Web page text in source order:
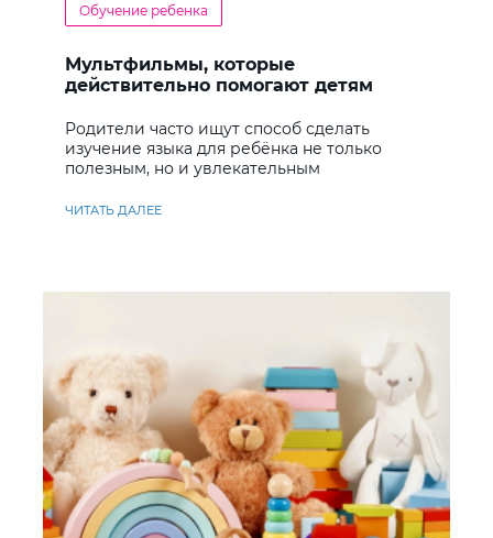
Обучение ребенка
Мультфильмы, которые
действительно помогают детям
Родители часто ищут способ сделать
изучение языка для ребёнка не только
полезным, но и увлекательным
ЧИТАТЬ ДАЛЕЕ